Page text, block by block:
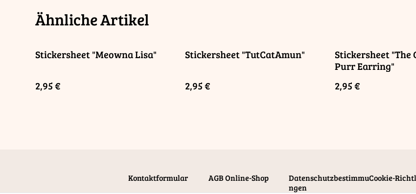
Ähnliche Artikel
Stickersheet "Meowna Lisa"
2,95 €
Stickersheet "TutCatAmun"
2,95 €
Stickersheet "The
Purr Earring"
2,95 €
Kontaktformular AGB Online-Shop
Datenschutzbestimmu
ngen
Cookie-